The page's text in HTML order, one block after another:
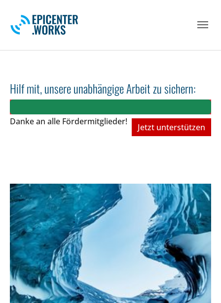
Hilf mit, unsere unabhängige Arbeit zu sichern:
Danke an alle Fördermitglieder!
Jetzt unterstützen